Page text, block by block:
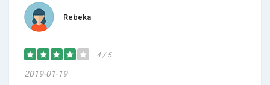
Rebeka
4 / 5
2019-01-19